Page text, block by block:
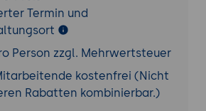
Kurzübersicht führender
(Genesys, Amazon Connect,
und Coaching
Recording:
Rechtliche
Termin und
Person zzgl. Mehrwertsteuer
kostenfrei (Nicht
Rabatten kombinierbar.)